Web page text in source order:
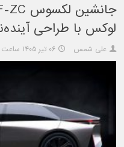
لوکس با طراحی
علی شمس ۰۶ تیر ۱۴۰۵ ساعت ۱۶:۱۸